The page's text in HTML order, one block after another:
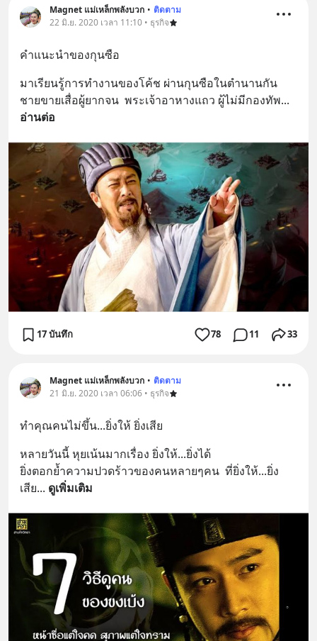
Magnet แม่เหล็กพลังบวก • ติดตาม
22 มิ.ย. 2020 เวลา 11:10 • ธุรกิจ
คำแนะนำของกุนซือ
มาเรียนรู้การทำงานของโค้ช ผ่านกุนซือในตำนานกัน
ชายขายเสื่อผู้ยากจน  พระเจ้าอาหางแถว ผู้ไม่มีกองทัพ
อ่านต่อ
17 บันทึก 78 11 33
Magnet แม่เหล็กพลังบวก • ติดตาม
21 มิ.ย. 2020 เวลา 06:06 • ธุรกิจ
ทำคุณคนไม่ขึ้น...ยิ่งให้ ยิ่งเสีย
หลายวันนี้ หุยเน้นมากเรื่อง ยิ่งให้...ยิ่งได้
ยิ่งตอกย้ำความปวดร้าวของคนหลายๆคน  ที่ยิ่งให้...ยิ่ง
เสีย... ดูเพิ่มเติม